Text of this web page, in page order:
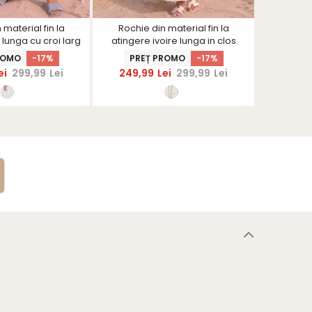
material fin la
cu croi larg
-17%
299,99 Lei
Rochie din material fin la
atingere ivoire lunga in clos
PREȚ PROMO -17%
249,99 Lei 299,99 Lei